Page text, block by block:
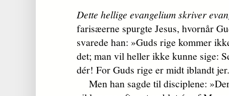
Dette hellige evangelium skriver
farisæerne spurgte Jesus, hvornår
svarede han: »Guds rige kommer
det; man vil heller ikke kunne sige:
dér! For Guds rige er midt iblandt
Men han sagde til disciplene: